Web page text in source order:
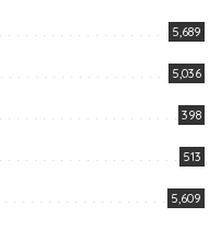
5,689
5,036
398
513
5,609